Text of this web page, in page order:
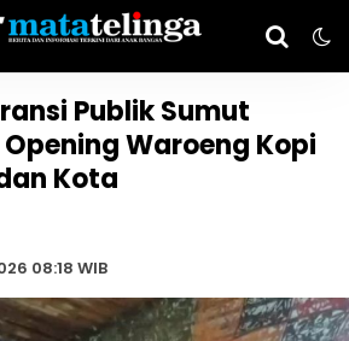
Publik Sumut
Waroeng Kopi
Kota
08:18 WIB